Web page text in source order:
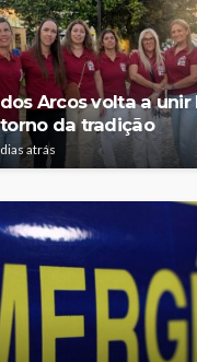
Arcos volta a unir
da tradição
atrás